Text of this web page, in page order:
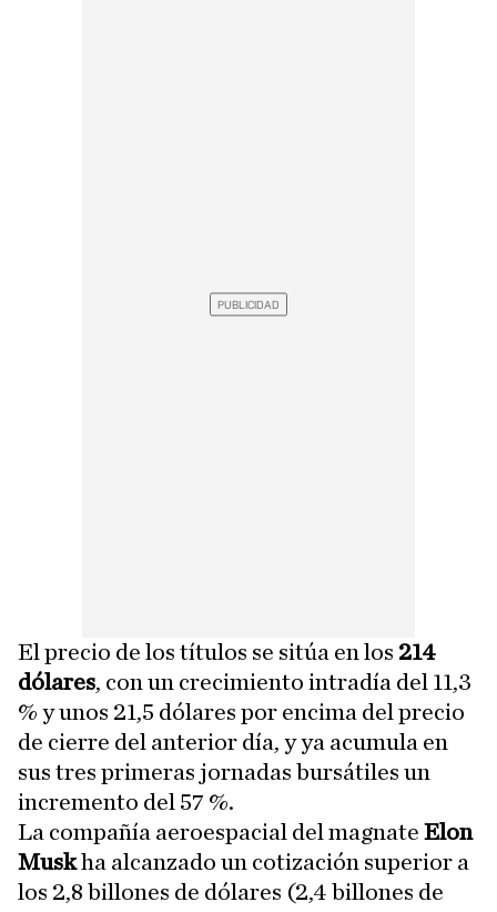
El precio de los títulos se sitúa en los 214
dólares, con un crecimiento intradía del 11,3
% y unos 21,5 dólares por encima del precio
de cierre del anterior día, y ya acumula en
sus tres primeras jornadas bursátiles un
incremento del 57 %.
La compañía aeroespacial del magnate Elon
Muskha alcanzado un cotización superior a
los 2,8 billones de dólares (2,4 billones de